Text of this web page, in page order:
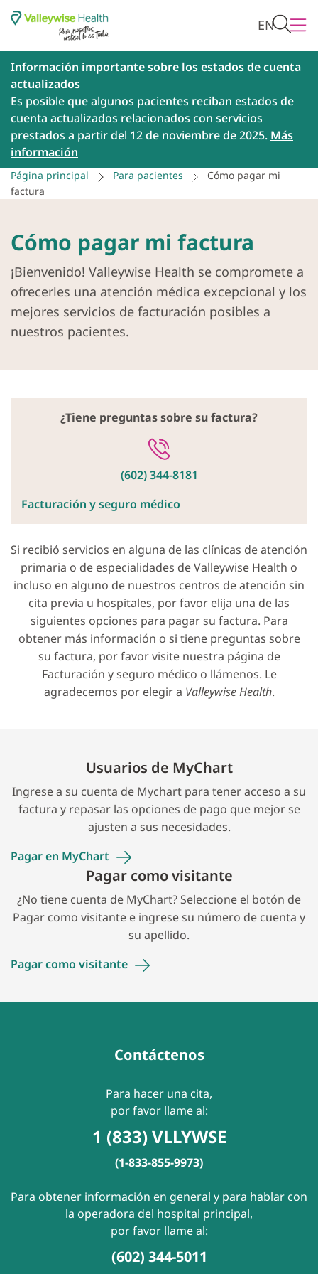
EN
Información importante sobre los estados de cuenta
actualizados
Es posible que algunos pacientes reciban estados de
cuenta actualizados relacionados con servicios
prestados a partir del 12 de noviembre de 2025. Más
información
Página principal Para pacientes
Cómo pagar mi
factura
Cómo pagar mi factura
¡Bienvenido! Valleywise Health se compromete a
ofrecerles una atención médica excepcional y los
mejores servicios de facturación posibles a
nuestros pacientes.
Si recibió servicios en alguna de las clínicas de atención
primaria o de especialidades de Valleywise Health o
incluso en alguno de nuestros centros de atención sin
cita previa u hospitales, por favor elija una de las
siguientes opciones para pagar su factura. Para
obtener más información o si tiene preguntas sobre
su factura, por favor visite nuestra página de
Facturación y seguro médico o llámenos. Le
agradecemos por elegir a Valleywise Health.
¿Tiene preguntas sobre su factura?
(602) 344-8181
Facturación y seguro médico
Usuarios de MyChart
Ingrese a su cuenta de Mychart para tener acceso a su
factura y repasar las opciones de pago que mejor se
ajusten a sus necesidades.
Pagar en MyChart
Pagar como visitante
¿No tiene cuenta de MyChart? Seleccione el botón de
Pagar como visitante e ingrese su número de cuenta y
su apellido.
Pagar como visitante
Contáctenos
Para hacer una cita,
por favor llame al:
1 (833) VLLYWSE
(1-833-855-9973)
Para obtener información en general y para hablar con
la operadora del hospital principal,
por favor llame al:
(602) 344-5011